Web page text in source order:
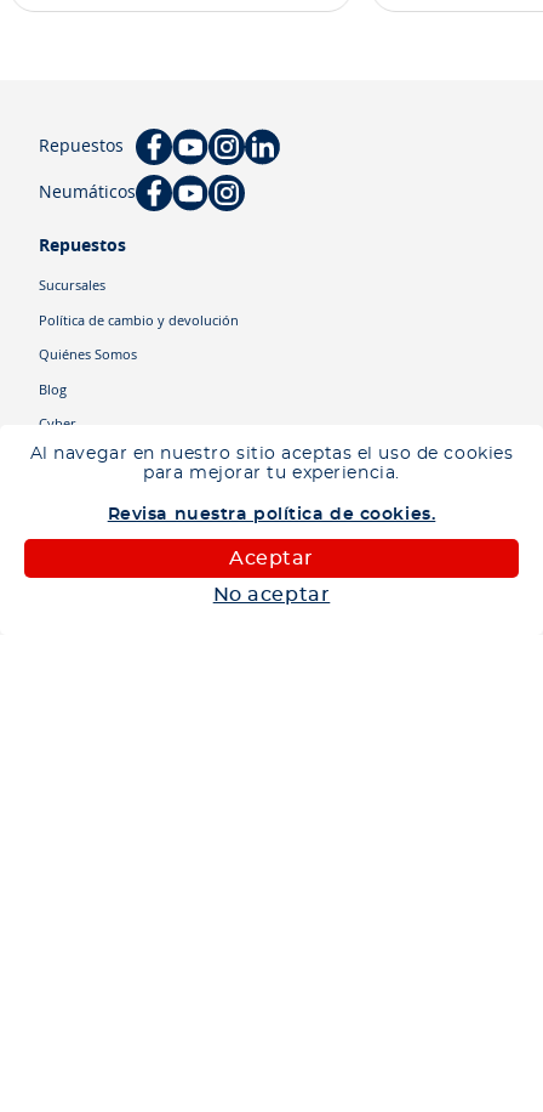
Al navegar en nuestro sitio aceptas el uso de cookies
para mejorar tu experiencia.
Revisa nuestra política de cookies.
Aceptar
No aceptar
Repuestos
Neumáticos
Repuestos
Sucursales
Política de cambio y devolución
Quiénes Somos
Blog
Cyber